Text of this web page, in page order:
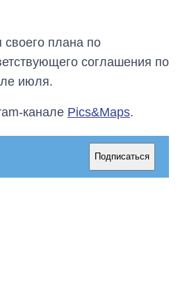
плана по
соглашения по
июля.
канале Pics&Maps.
Подписаться
последние годы и
что прогнозируют